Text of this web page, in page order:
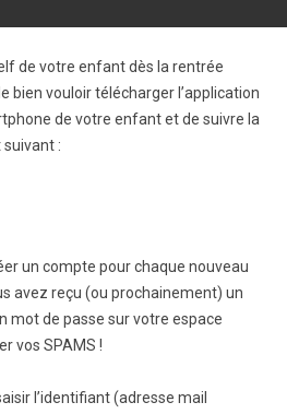
de votre enfant dès la rentrée
bien vouloir télécharger l’application
de votre enfant et de suivre la
:
un compte pour chaque nouveau
avez reçu (ou prochainement) un
mot de passe sur votre espace
vos SPAMS !
l’identifiant (adresse mail